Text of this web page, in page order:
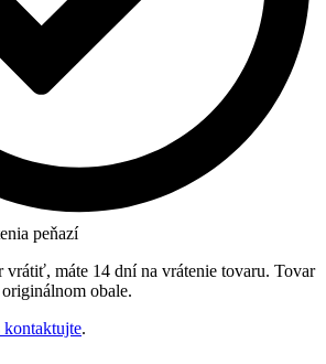
peňazí
vrátiť, máte 14 dní na vrátenie tovaru. Tovar
obale.
kontaktujte.